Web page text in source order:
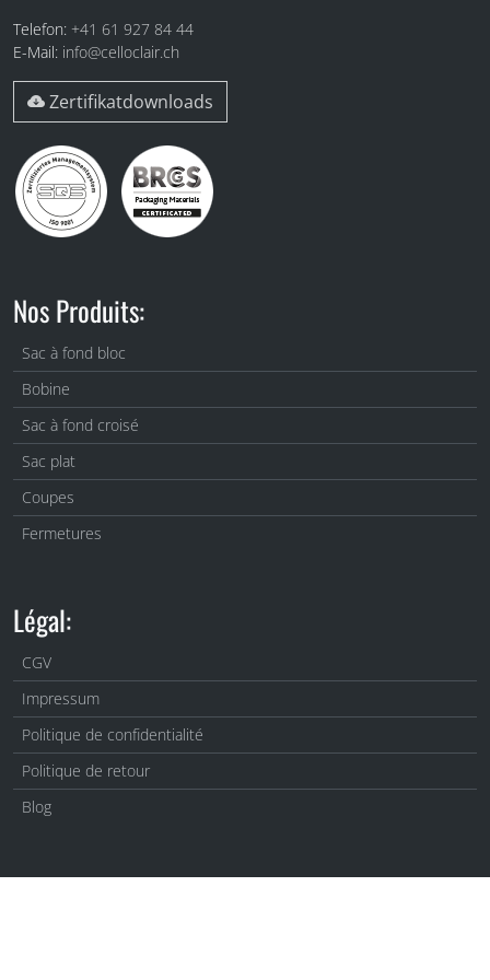
Telefon: +41 61 927 84 44
E-Mail: info@celloclair.ch
Zertifikatdownloads
Nos Produits:
Sac à fond bloc
Bobine
Sac à fond croisé
Sac plat
Coupes
Fermetures
Légal:
CGV
Impressum
Politique de confidentialité
Politique de retour
Blog